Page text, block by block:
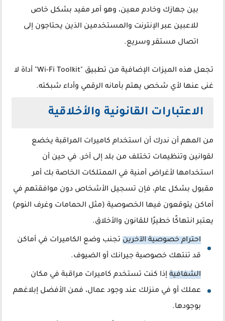
بين جهازك وخادم معين، وهو أمر مفيد بشكل خاص
للاعبين عبر الإنترنت والمستخدمين الذين يحتاجون إلى
اتصال مستقر وسريع.
تجعل هذه الميزات الإضافية من تطبيق "Wi-Fi Toolkit" أداة لا
غنى عنها لأي شخص يهتم بأمانه الرقمي وأداء شبكته.
الاعتبارات القانونية والأخلاقية
من المهم أن ندرك أن استخدام كاميرات المراقبة يخضع
لقوانين وتنظيمات تختلف من بلد إلى آخر. في حين أن
استخدامها لأغراض أمنية في الممتلكات الخاصة بك أمر
مقبول بشكل عام، فإن تسجيل الأشخاص دون موافقتهم في
أماكن يتوقعون فيها الخصوصية (مثل الحمامات وغرف النوم)
يعتبر انتهاكًا خطيرًا للقانون والأخلاق.
احترام خصوصية الآخرين تجنب وضع الكاميرات في أماكن
قد تنتهك خصوصية جيرانك أو الضيوف.
الشفافية إذا كنت تستخدم كاميرات مراقبة في مكان
عملك أو في منزلك عند وجود عمال، فمن الأفضل إبلاغهم
بوجودها.